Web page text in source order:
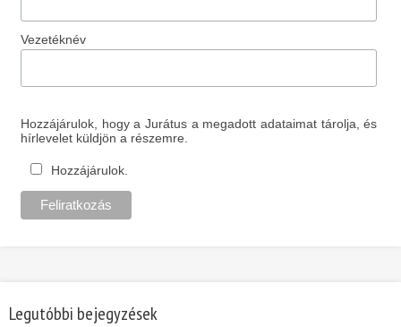
Vezetéknév
Hozzájárulok, hogy a Jurátus a megadott adataimat tárolja, és
hírlevelet küldjön a részemre.
Hozzájárulok.
Legutóbbi bejegyzések